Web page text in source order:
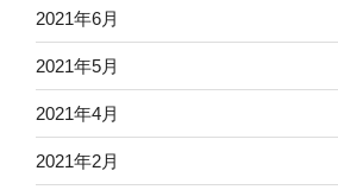
2021年6月
2021年5月
2021年4月
2021年2月